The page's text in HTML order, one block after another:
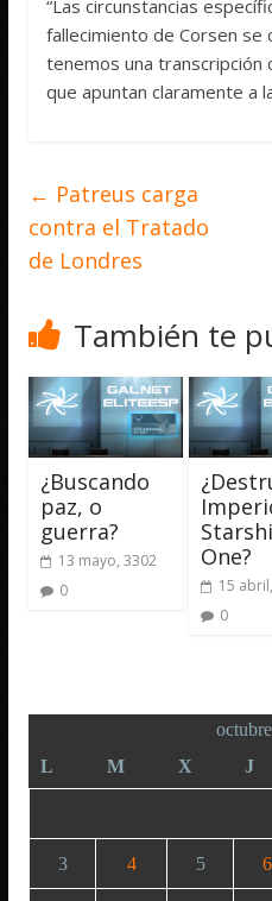
“Las circunstancias
fallecimiento de Corsen se
tenemos una transcripción
que apuntan claramente a
← Patreus carga
contra el Tratado
de Londres
También te
¿Buscando
paz, o
guerra?
13 mayo, 3302
0
One?
15
0
L
M X J
3 4 5 6